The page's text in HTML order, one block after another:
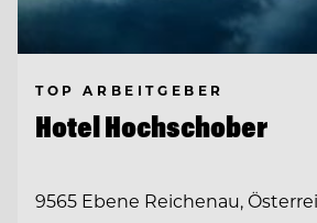
TOP ARBEITGEBER
Hotel Hochschober
9565 Ebene Reichenau,